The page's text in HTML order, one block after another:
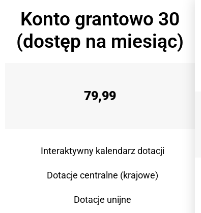
Konto grantowo 30
(dostęp na miesiąc)
79,99
Interaktywny kalendarz dotacji
Dotacje centralne (krajowe)
Dotacje unijne